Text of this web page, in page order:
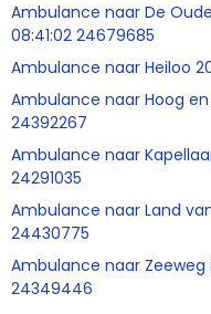
Ambulance naar De
08:41:02 24679685
Ambulance naar Heiloo
Ambulance naar Hoog
24392267
Ambulance naar
24291035
Ambulance naar Land
24430775
Ambulance naar Zeeweg
24349446